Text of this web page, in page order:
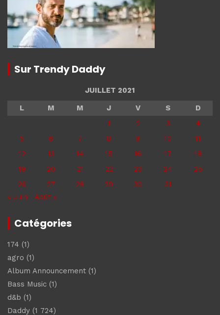
Sur Trendy Daddy
JUILLET 2021
L
M M J V S
D
1
2 3
4
5
6 7 8 9 10
11
12
13 14 15 16 17
18
19
20 21 22 23 24
25
26
27 28 29 30
31
« Juin
Août »
Catégories
174 (1)
agro (1)
Album Announcement (1)
Bass Music (1)
d&b (1)
Daddy (1 724)